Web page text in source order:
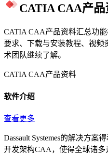
CATIA CAA产品
CATIA CAA产品资料汇总功
要求、下载与安装教程、视频
术团队继续了解。
CATIA CAA产品资料
软件介绍
查看更多
Dassault Systemes的解决方案
开发架构CAA，使得全球诸多